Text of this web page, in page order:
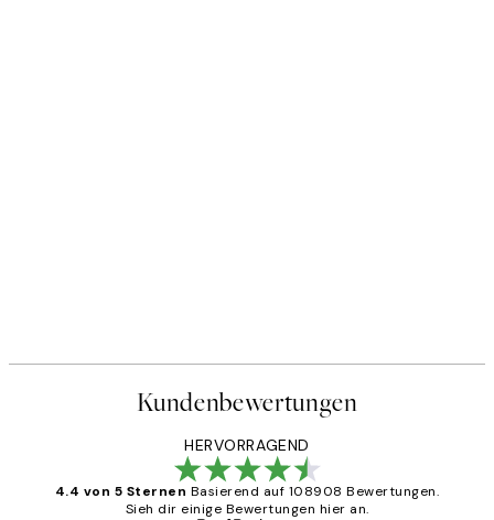
Kundenbewertungen
HERVORRAGEND
4.4 von 5 Sternen Basierend auf 108908 Bewertungen.
Sieh dir einige Bewertungen hier an.